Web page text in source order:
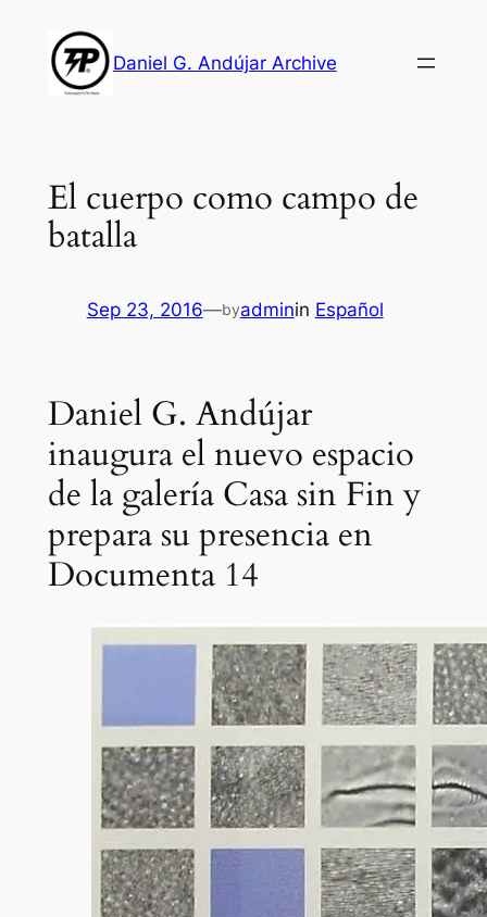
content
Daniel G. Andújar Archive
El cuerpo como campo de
batalla
Sep 23, 2016—byadminin Español
Daniel G. Andújar
inaugura el nuevo espacio
de la galería Casa sin Fin y
prepara su presencia en
Documenta 14